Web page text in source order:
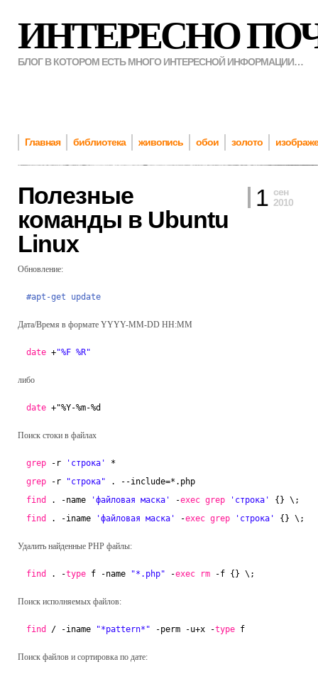
ИНТЕРЕСНО
БЛОГ В КОТОРОМ ЕСТЬ МНОГО ИНТЕРЕСНОЙ ИНФОРМАЦИИ…
Главная библиотека живопись обои золото
Полезные
команды в Ubuntu
Linux
1 сен
2010
Обновление:
#apt-get update
Дата/Время в формате YYYY-MM-DD HH:MM
date +"%F %R"
либо
date +"%Y-%m-%d
Поиск стоки в файлах
grep -r 'строка'
*
grep
-r "строка"
. --include=*.php
find
. -name 'файловая маска' -exec grep 'строка'
{} \;
find
. -iname 'файловая маска' -exec grep 'строка' {} \;
Удалить найденные PHP файлы:
find . -type f -name "*.php" -exec rm -f {} \;
Поиск исполняемых файлов:
find / -iname "*pattern*" -perm -u+x -type f
Поиск файлов и сортировка по дате: